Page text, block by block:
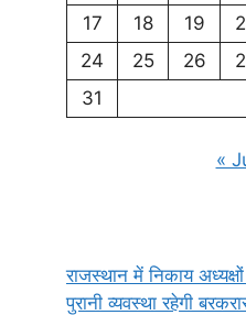
17
18 19
24
25 26
31
«
राजस्थान में निकाय
पुरानी व्यवस्था रहेगी